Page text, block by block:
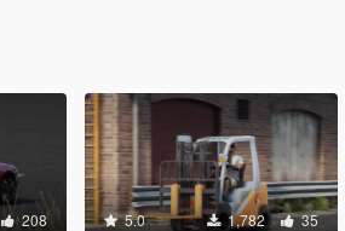
208 5.0 1,782 35